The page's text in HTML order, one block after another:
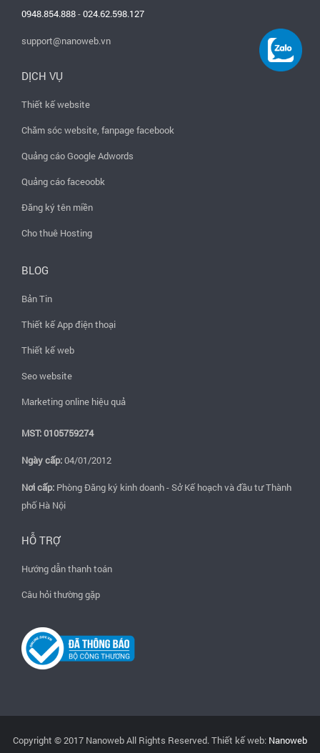
0948.854.888-024.62.598.127
support@nanoweb.vn
DỊCH VỤ
Thiết kế website
Chăm sóc website, fanpage facebook
Quảng cáo Google Adwords
Quảng cáo faceoobk
Đăng ký tên miền
Cho thuê Hosting
BLOG
Bản Tin
Thiết kế App điện thoại
Thiết kế web
Seo website
Marketing online hiệu quả
MST: 0105759274
Ngày cấp:04/01/2012
Nơi cấp: Phòng Đăng ký kinh doanh - Sở Kế hoạch và đầu tư Thành
phố Hà Nội
HỖ TRỢ
Hướng dẫn thanh toán
Câu hỏi thường gặp
Copyright © 2017 Nanoweb All Rights Reserved. Thiết kế web: Nanoweb